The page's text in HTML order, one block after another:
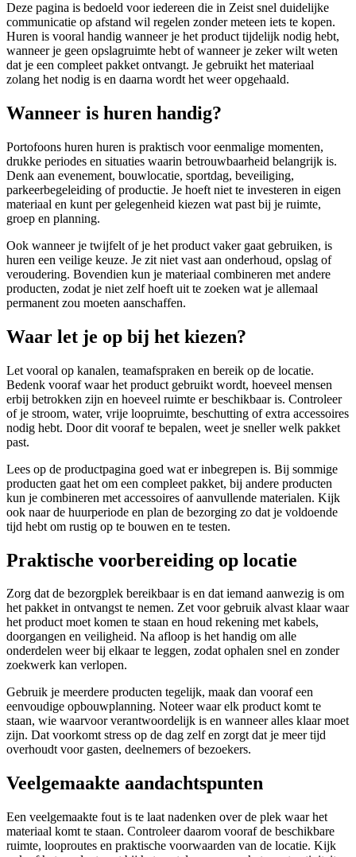
Deze pagina is bedoeld voor iedereen die in Zeist snel duidelijke
communicatie op afstand wil regelen zonder meteen iets te kopen.
Huren is vooral handig wanneer je het product tijdelijk nodig hebt,
wanneer je geen opslagruimte hebt of wanneer je zeker wilt weten
dat je een compleet pakket ontvangt. Je gebruikt het materiaal
zolang het nodig is en daarna wordt het weer opgehaald.
Wanneer is huren handig?
Portofoons huren huren is praktisch voor eenmalige momenten,
drukke periodes en situaties waarin betrouwbaarheid belangrijk is.
Denk aan evenement, bouwlocatie, sportdag, beveiliging,
parkeerbegeleiding of productie. Je hoeft niet te investeren in eigen
materiaal en kunt per gelegenheid kiezen wat past bij je ruimte,
groep en planning.
Ook wanneer je twijfelt of je het product vaker gaat gebruiken, is
huren een veilige keuze. Je zit niet vast aan onderhoud, opslag of
veroudering. Bovendien kun je materiaal combineren met andere
producten, zodat je niet zelf hoeft uit te zoeken wat je allemaal
permanent zou moeten aanschaffen.
Waar let je op bij het kiezen?
Let vooral op kanalen, teamafspraken en bereik op de locatie.
Bedenk vooraf waar het product gebruikt wordt, hoeveel mensen
erbij betrokken zijn en hoeveel ruimte er beschikbaar is. Controleer
of je stroom, water, vrije loopruimte, beschutting of extra accessoires
nodig hebt. Door dit vooraf te bepalen, weet je sneller welk pakket
past.
Lees op de productpagina goed wat er inbegrepen is. Bij sommige
producten gaat het om een compleet pakket, bij andere producten
kun je combineren met accessoires of aanvullende materialen. Kijk
ook naar de huurperiode en plan de bezorging zo dat je voldoende
tijd hebt om rustig op te bouwen en te testen.
Praktische voorbereiding op locatie
Zorg dat de bezorgplek bereikbaar is en dat iemand aanwezig is om
het pakket in ontvangst te nemen. Zet voor gebruik alvast klaar waar
het product moet komen te staan en houd rekening met kabels,
doorgangen en veiligheid. Na afloop is het handig om alle
onderdelen weer bij elkaar te leggen, zodat ophalen snel en zonder
zoekwerk kan verlopen.
Gebruik je meerdere producten tegelijk, maak dan vooraf een
eenvoudige opbouwplanning. Noteer waar elk product komt te
staan, wie waarvoor verantwoordelijk is en wanneer alles klaar moet
zijn. Dat voorkomt stress op de dag zelf en zorgt dat je meer tijd
overhoudt voor gasten, deelnemers of bezoekers.
Veelgemaakte aandachtspunten
Een veelgemaakte fout is te laat nadenken over de plek waar het
materiaal komt te staan. Controleer daarom vooraf de beschikbare
ruimte, looproutes en praktische voorwaarden van de locatie. Kijk